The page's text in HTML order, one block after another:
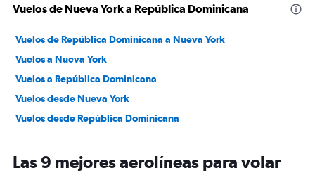
Vuelos de Nueva York a República Dominicana
Vuelos de República Dominicana a Nueva York
Vuelos a Nueva York
Vuelos a República Dominicana
Vuelos desde Nueva York
Vuelos desde República Dominicana
Las 9 mejores aerolíneas para volar